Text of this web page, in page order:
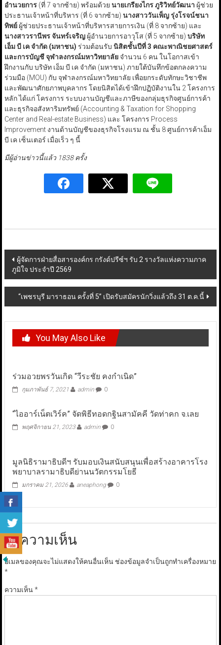
อำนวยการ(ที่ 7 จากซ้าย) พร้อมด้วย นายเกรียงไกร ภูริวิทย์วัฒนา ผู้ช่วย
ประธานเจ้าหน้าที่บริหาร (ที่ 6 จากซ้าย) นางสาววันเพ็ญ รุ่งโรจน์ชนา
ทิพย์ ผู้ช่วยประธานเจ้าหน้าที่บริหารสายการเงิน (ที่ 8 จากซ้าย) และ
นางสาวรานีพร จันทร์เจริญผู้อำนวยการอาวุโส (ที่ 5 จากซ้าย) บริษัท
เอ็ม บี เค จำกัด (มหาชน) ร่วมต้อนรับ นิสิตชั้นปีที่ 3 คณะพาณิชยศาสตร์
และการบัญชี จุฬาลงกรณ์มหาวิทยาลัยจำนวน 6 คน ในโอกาสเข้า
ฝึกงานกับ บริษัท เอ็ม บี เค จำกัด (มหาชน) ภายใต้บันทึกข้อตกลงความ
ร่วมมือ (MOU) กับ จุฬาลงกรณ์มหาวิทยาลัย เพื่อยกระดับทักษะวิชาชีพ
และพัฒนาศักยภาพบุคลากร โดยนิสิตได้เข้าฝึกปฏิบัติงานใน 2 โครงการ
หลัก ได้แก่ โครงการ ระบบงานบัญชีและภาษีของกลุ่มธุรกิจศูนย์การค้า
และธุรกิจอสังหาริมทรัพย์ (Accounting & Taxation for Shopping
Center and Real-estate Business) และ โครงการ Process
Improvement งานด้านบัญชีของธุรกิจโรงแรม ณ ชั้น 8 ศูนย์การค้าเอ็ม
บี เค เซ็นเตอร์ เมื่อเร็ว ๆ นี้
มีผู้อ่านข่าวนี้แล้ว 1838 ครั้ง
Post
navigation
ผู้จัดการฝ่ายสื่อสารองค์กร กรังด์ปรีซ์ฯ รับ 2 รางวัลแห่งความภาค
ภูมิใจ ประจำปี 2569
“เพชรบุรี มาราธอน ครั้งที่ 5” เปิดรับสมัครนักวิ่งแล้วถึง 31 ต.ค.นี้
You May Also Like
ร่วมอวยพรวันเกิด “วีระชัย คงกำเนิด”
กุมภาพันธ์ 7, 2021 admin 0
“ไออาร์เน็ตเวิร์ค” จัดพิธีทอดกฐินสามัคคี วัดท่าคก จ.เลย
พฤศจิกายน 21, 2023 admin 0
มูลนิธิรามาธิบดีฯ รับมอบเงินสนับสนุนเพื่อสร้างอาคารโรง
พยาบาลรามาธิบดีย่านนวัตกรรมโยธี
มกราคม 21, 2026 aneaphong 0
ใส่ความเห็น
อีเมลของคุณจะไม่แสดงให้คนอื่นเห็น ช่องข้อมูลจำเป็นถูกทำเครื่องหมาย
*
ความเห็น*